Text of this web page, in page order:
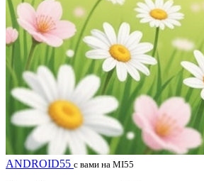
ANDROID55 с вами на MI55